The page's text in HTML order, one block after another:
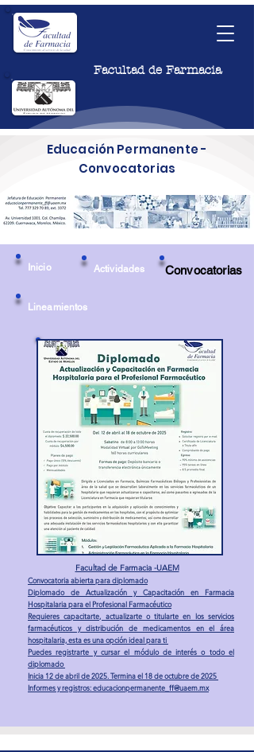
Facultad de Farmacia
Educación Permanente -
Convocatorias
Inicio Actividades Convocatorias
Lineamientos
Facultad de Farmacia -UAEM
Convocatoria abierta para diplomado
Diplomado de Actualización y Capacitación en Farmacia
Hospitalaria para el Profesional Farmacéutico
Requieres capacitarte, actualizarte o titularte en los servicios
farmacéuticos y distribución de medicamentos en el área
hospitalaria, esta es una opción ideal para ti
Puedes registrarte y cursar el módulo de interés o todo el
diplomado
Inicia 12 de abril de 2025. Termina el 18 de octubre de 2025
Informes y registros: educacionpermanente_ff@uaem.mx